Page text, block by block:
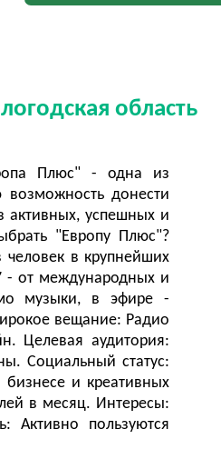
область
Плюс" - одна из
донести
успешных и
"Европу Плюс"?
в крупнейших
- от международных и
музыки, в эфире -
вещание: Радио
Целевая аудитория:
Социальный статус:
и креативных
в месяц. Интересы:
Активно пользуются